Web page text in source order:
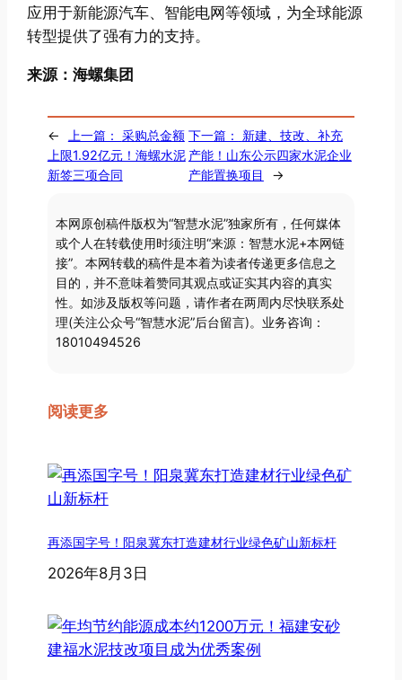
应用于新能源汽车、智能电网等领域，为全球能源
转型提供了强有力的支持。
来源：海螺集团
← 上一篇： 采购总金额
上限1.92亿元！海螺水泥
新签三项合同
下一篇：
新建、技改、补充
产能！山东公示四家水泥企业
产能置换项目
→
本网原创稿件版权为“智慧水泥”独家所有，任何媒体
或个人在转载使用时须注明“来源：智慧水泥+本网链
接”。本网转载的稿件是本着为读者传递更多信息之
目的，并不意味着赞同其观点或证实其内容的真实
性。如涉及版权等问题，请作者在两周内尽快联系处
理(关注公众号“智慧水泥”后台留言)。业务咨询：
18010494526
阅读更多
再添国字号！阳泉冀东打造建材行业绿色矿山新标杆
2026年8月3日